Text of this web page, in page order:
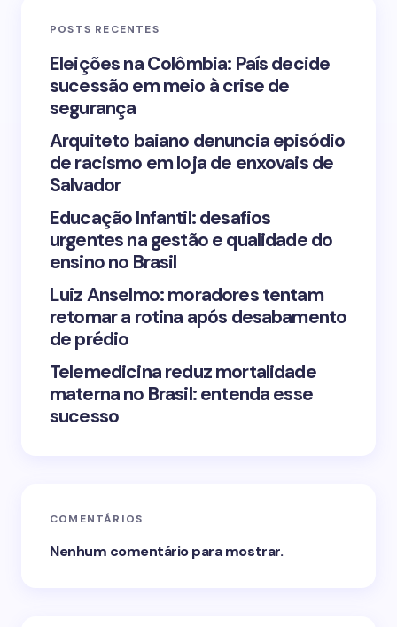
Your Comment *
Save my name and email in this browser for the
Submit Comment
POSTS RECENTES
Eleições na Colômbia: País decide
sucessão em meio à crise de
segurança
Arquiteto baiano denuncia episódio
de racismo em loja de enxovais de
Salvador
Educação Infantil: desafios
urgentes na gestão e qualidade do
ensino no Brasil
Luiz Anselmo: moradores tentam
retomar a rotina após desabamento
de prédio
Telemedicina reduz mortalidade
materna no Brasil: entenda esse
sucesso
COMENTÁRIOS
Nenhum comentário para mostrar.